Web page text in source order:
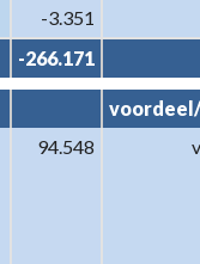
-3.351
-266.171
94.548